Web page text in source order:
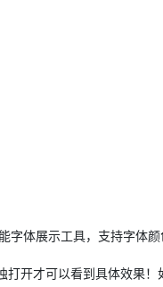
字体展示工具，支持字体
开才可以看到具体效果！